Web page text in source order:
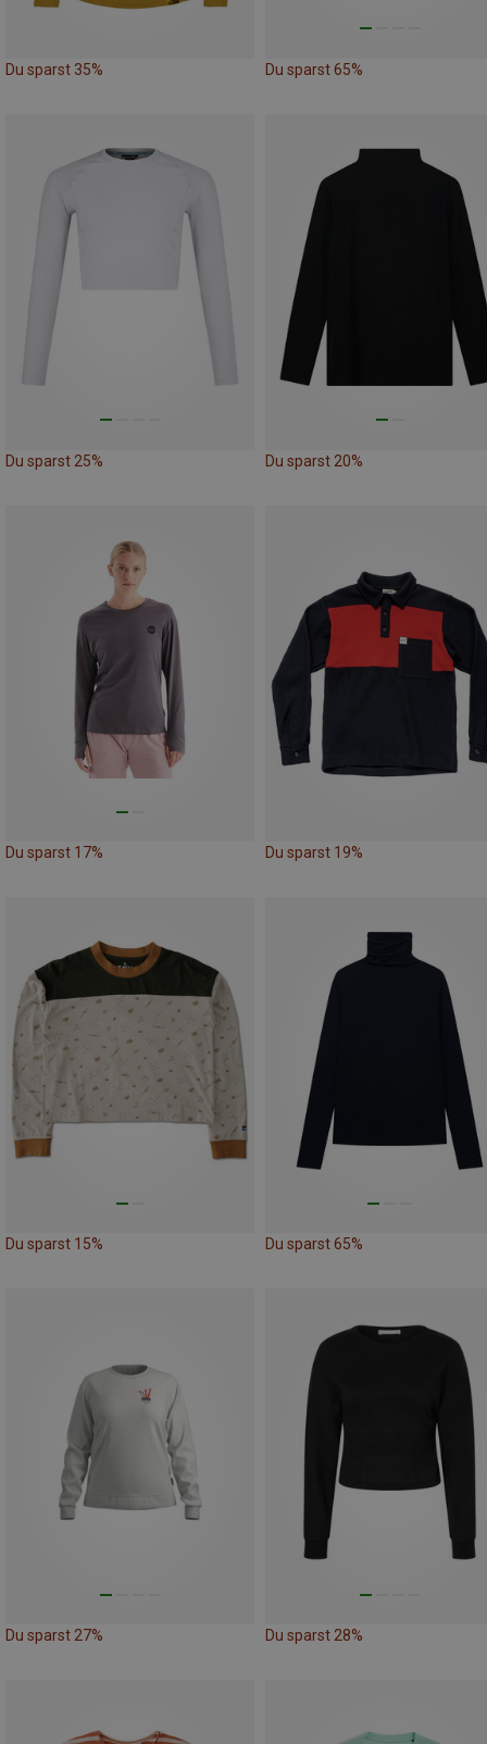
Du sparst 35% Du sparst 65%
Du sparst 25% Du sparst 20%
Du sparst 17% Du sparst 19%
Du sparst 15% Du sparst 65%
Du sparst 27% Du sparst 28%